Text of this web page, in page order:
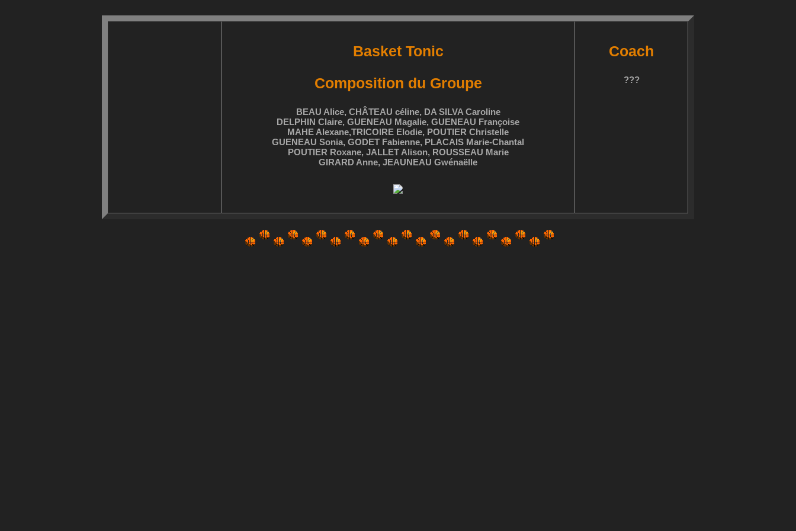
Basket Tonic
Composition du Groupe
BEAU Alice, CHÂTEAU céline, DA SILVA Caroline
DELPHIN Claire, GUENEAU Magalie, GUENEAU Françoise
MAHE Alexane,TRICOIRE Elodie, POUTIER Christelle
GUENEAU Sonia, GODET Fabienne, PLACAIS Marie-Chantal
POUTIER Roxane, JALLET Alison, ROUSSEAU Marie
GIRARD Anne, JEAUNEAU Gwénaëlle
Coach
???